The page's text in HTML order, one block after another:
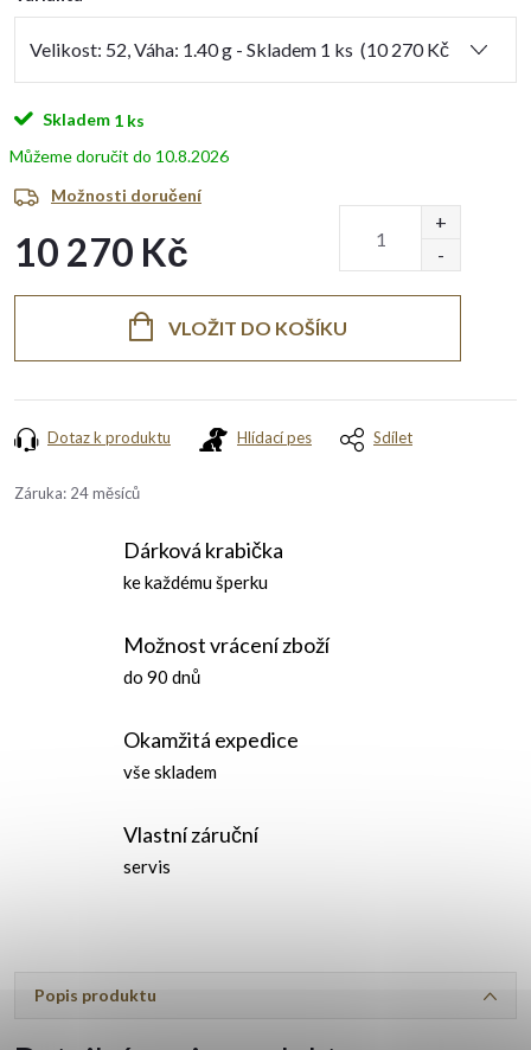
Skladem 1 ks
10.8.2026
Možnosti doručení
10 270 Kč
VLOŽIT DO KOŠÍKU
Dotaz k produktu Hlídací pes Sdílet
Záruka: 24 měsíců
Dárková krabička
ke každému šperku
Možnost vrácení zboží
do 90 dnů
Okamžitá expedice
vše skladem
Vlastní záruční
servis
Popis produktu